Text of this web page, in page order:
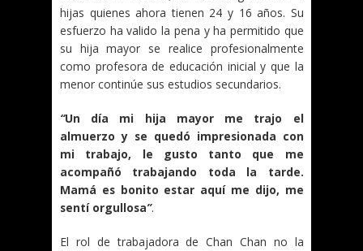
hijas quienes ahora tienen 24 y 16 años. Su
esfuerzo ha valido la pena y ha permitido que
su hija mayor se realice profesionalmente
como profesora de educación inicial y que la
menor continúe sus estudios secundarios.
“Un día mi hija mayor me trajo el
almuerzo y se quedó impresionada con
mi trabajo, le gusto tanto que me
acompañó trabajando toda la tarde.
Mamá es bonito estar aquí me dijo, me
sentí orgullosa”.
El rol de trabajadora de Chan Chan no la